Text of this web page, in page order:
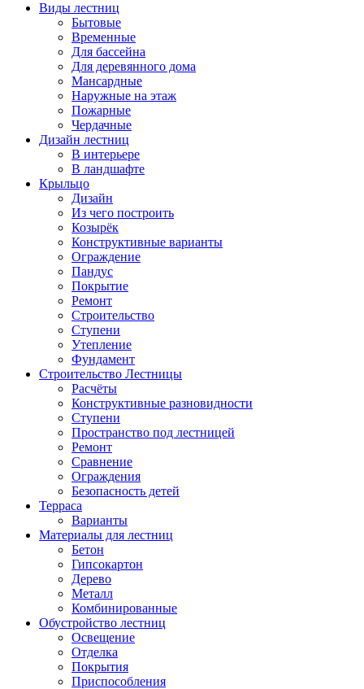
Виды лестниц
Бытовые
Временные
Для бассейна
Для деревянного дома
Мансардные
Наружные на этаж
Пожарные
Чердачные
Дизайн лестниц
В интерьере
В ландшафте
Крыльцо
Дизайн
Из чего построить
Козырёк
Конструктивные варианты
Ограждение
Пандус
Покрытие
Ремонт
Строительство
Ступени
Утепление
Фундамент
Строительство Лестницы
Расчёты
Конструктивные разновидности
Ступени
Пространство под лестницей
Ремонт
Сравнение
Ограждения
Безопасность детей
Терраса
Варианты
Материалы для лестниц
Бетон
Гипсокартон
Дерево
Металл
Комбинированные
Обустройство лестниц
Освещение
Отделка
Покрытия
Приспособления